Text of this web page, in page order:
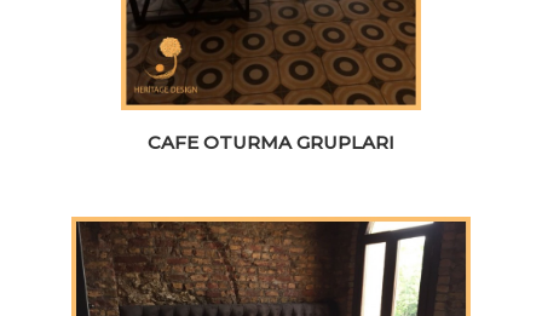
CAFE OTURMA GRUPLARI